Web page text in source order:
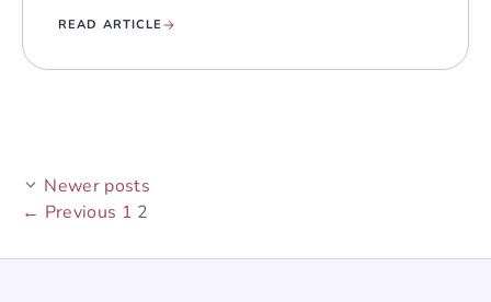
READ ARTICLE
Newer posts
← Previous Page
1 Page
2